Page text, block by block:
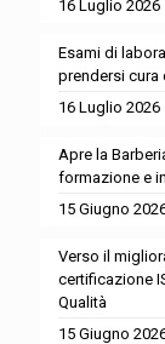
16 Luglio 2026
Esami di
prendersi cura
16 Luglio 2026
Apre la
formazione e
15 Giugno
Verso il
certificazione
Qualità
15 Giugno